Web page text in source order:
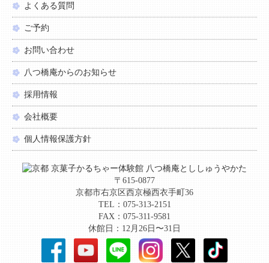
よくある質問
ご予約
お問い合わせ
八つ橋庵からのお知らせ
採用情報
会社概要
個人情報保護方針
〒615-0877
京都市右京区西京極西衣手町36
TEL：075-313-2151
FAX：075-311-9581
休館日：12月26日〜31日